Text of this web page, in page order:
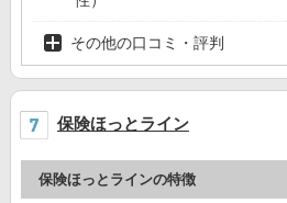
その他の口コミ・評判
保険ほっとライン
保険ほっとラインの特徴